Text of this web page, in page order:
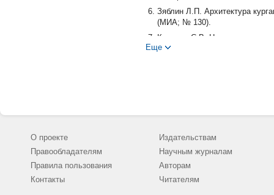
Зяблин Л.П. Архитектура
(МИА; № 130).
Киселев С.В. Некоторые
С. 247–250.
Пунишко О.А., Евдокимов А.В.
№ 1 (34). – С. 77–80.
Тишкин А.А. Изучение
материалам древних и
культуры Монголии,
Еще
О проекте
Правообладателям
Правила пользования
Контакты
Издательствам
Научным журналам
Авторам
Читателям